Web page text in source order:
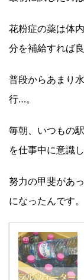
花粉症の薬は体
分を補給すれば
普段からあまり
行…。
毎朝、いつもの
を仕事中に意識
努力の甲斐があ
になったんです。